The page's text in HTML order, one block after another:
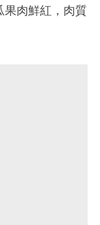
果肉鮮紅，肉質